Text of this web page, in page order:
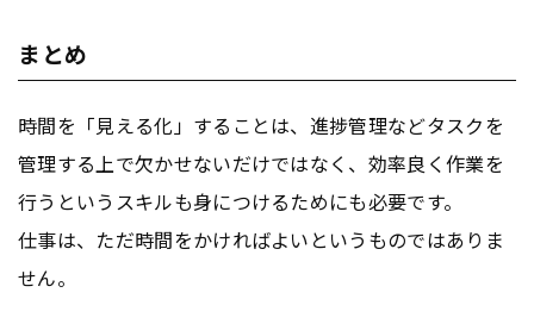
まとめ
時間を「見える化」することは、進捗管理などタスクを
管理する上で欠かせないだけではなく、効率良く作業を
行うというスキルも身につけるためにも必要です。
仕事は、ただ時間をかければよいというものではありま
せん。